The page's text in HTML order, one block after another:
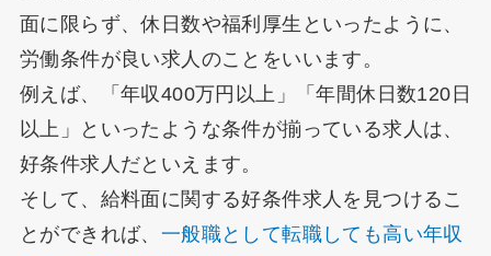
面に限らず、休日数や福利厚生といったように、
労働条件が良い求人のことをいいます。
例えば、「年収400万円以上」「年間休日数120日
以上」といったような条件が揃っている求人は、
好条件求人だといえます。
そして、給料面に関する好条件求人を見つけるこ
とができれば、 一般職として転職しても高い年収